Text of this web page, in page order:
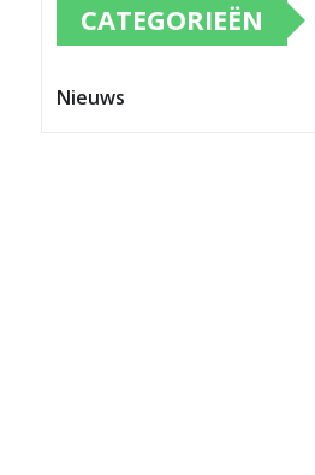
CATEGORIEËN
Nieuws